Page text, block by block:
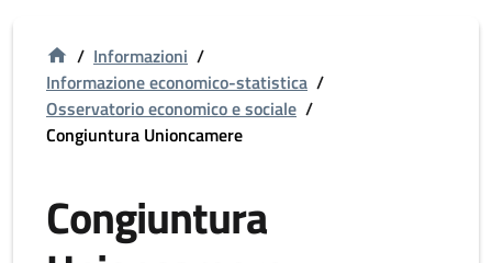
/ Informazioni /
Informazione economico-statistica /
Osservatorio economico e sociale /
Congiuntura Unioncamere
Congiuntura